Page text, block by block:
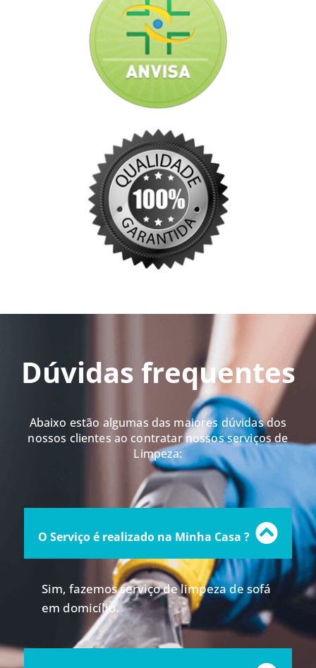
Dúvidas frequentes
Abaixo estão algumas das maiores dúvidas dos
nossos clientes ao contratar nossos serviços de
Limpeza:
O Serviço é realizado na Minha Casa ?
Sim, fazemos serviço de limpeza de sofá
em domicílio.